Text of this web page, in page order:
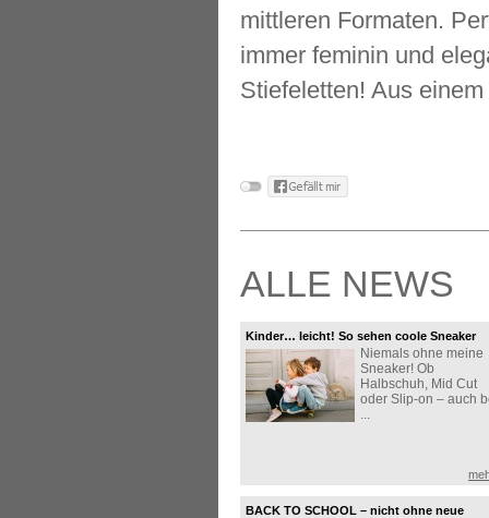
mittleren Formaten.
immer feminin und
Stiefeletten! Aus
ALLE NEWS
Kinder… leicht! So sehen coole Sneaker
aus!
Niemals ohne meine
Sneaker! Ob
Halbschuh, Mid Cut
oder Slip-on – auch
...
BACK TO SCHOOL – nicht ohne neue